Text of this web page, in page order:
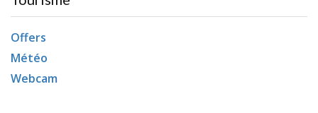
Offers
Météo
Webcam